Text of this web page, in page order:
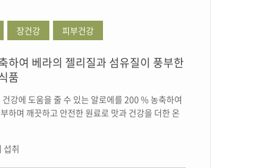
장건강 피부건강
하여 베라의 젤리질과 섬유질이 풍부한
품
강에 도움을 줄 수 있는 알로에를 200 % 농축하여
하며 깨끗하고 안전한 원료로 맛과 건강을 더한 온
섭취